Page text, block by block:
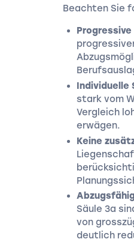
Beachten Sie
Individuelle
stark vom
Vergleich
erwägen.
Keine
Säule 3a
von
deutlich